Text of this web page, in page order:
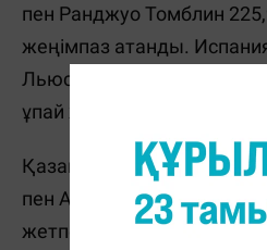
пен Ранджуо Томблин
жеңімпаз атанды.
Льюска мен Энеко
ұпай жинап, күміс медаль
Қазақстандық тағы бір
пен Айғаным Сайым
жетпей тоқтады. Олар